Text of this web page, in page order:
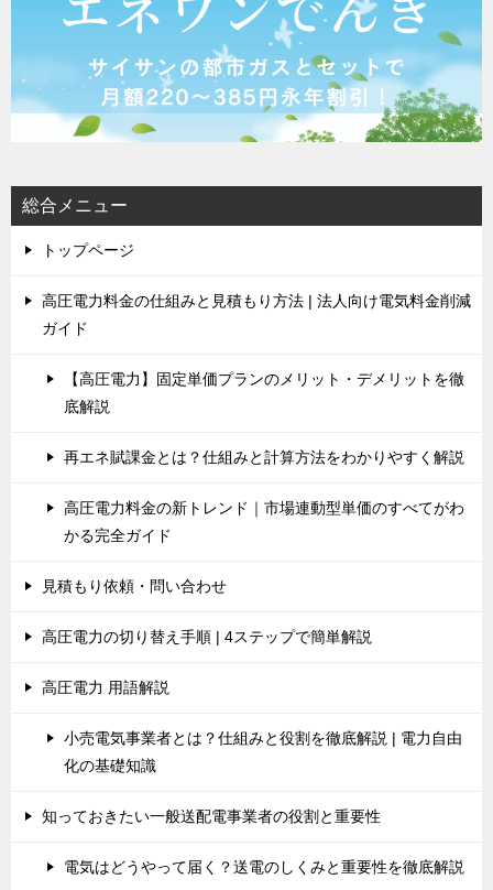
総合メニュー
トップページ
高圧電力料金の仕組みと見積もり方法 | 法人向け電気料金削減
ガイド
【高圧電力】固定単価プランのメリット・デメリットを徹
底解説
再エネ賦課金とは？仕組みと計算方法をわかりやすく解説
高圧電力料金の新トレンド｜市場連動型単価のすべてがわ
かる完全ガイド
見積もり依頼・問い合わせ
高圧電力の切り替え手順 | 4ステップで簡単解説
高圧電力 用語解説
小売電気事業者とは？仕組みと役割を徹底解説 | 電力自由
化の基礎知識
知っておきたい一般送配電事業者の役割と重要性
電気はどうやって届く？送電のしくみと重要性を徹底解説